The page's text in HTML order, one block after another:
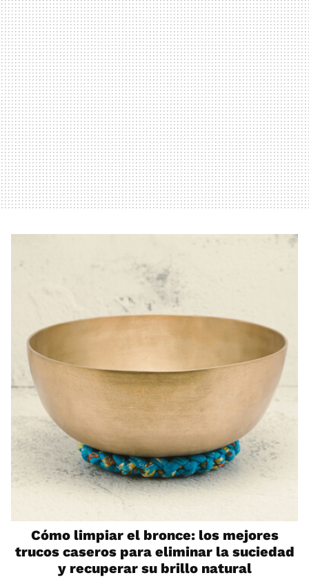
Cómo limpiar el bronce: los mejores
trucos caseros para eliminar la suciedad
y recuperar su brillo natural